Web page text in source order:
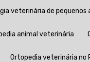
veterinária de pequenos
animal veterinária
Ortopedia veterinária no